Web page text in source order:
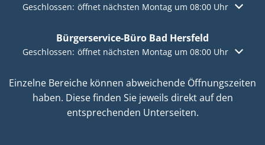
Klicken, um weitere Öffnungs- oder Schließzeiten
Geschlossen: öffnet nächsten Montag um 08:00 Uhr
Bürgerservice-Büro Bad Hersfeld
Klicken, um weitere Öffnungs- oder Schließzeiten
Geschlossen: öffnet nächsten Montag um 08:00 Uhr
Einzelne Bereiche können abweichende Öffnungszeiten
haben. Diese finden Sie jeweils direkt auf den
entsprechenden Unterseiten.